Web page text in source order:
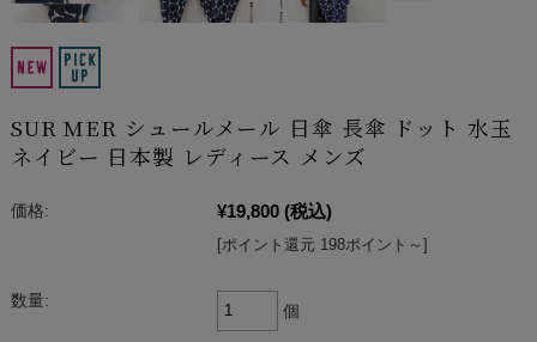
SUR MER シュールメール 日傘 長傘 ドット 水玉
ネイビー 日本製 レディース メンズ
価格: ¥19,800 (税込)
[ポイント還元 198ポイント～]
数量:
個